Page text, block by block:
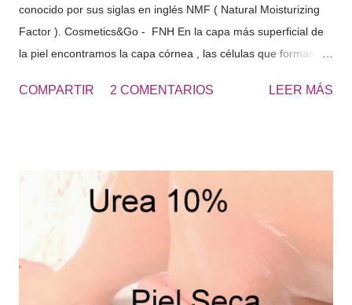
conocido por sus siglas en inglés NMF ( Natural Moisturizing
Factor ). Cosmetics&Go - FNH En la capa más superficial de
la piel encontramos la capa córnea , las células que forman
tienen diferentes componentes solubles en agua. Estos
conjunto es lo que denominamos Factor Natural de
Hidratación" Si analizamos el FNH, este seria rico en
aminoácidos, PCA, lactatos, urea, amoniaco, acido úrico, iones
sodio , potasio… azucares etc.. en fin una cantidad de
sustancias capaces de captar agua y mantenerla dentro de las
células. El conjunto de sustancias que forman el FNH captan
COMPARTIR 2 COMENTARIOS LEER MÁS